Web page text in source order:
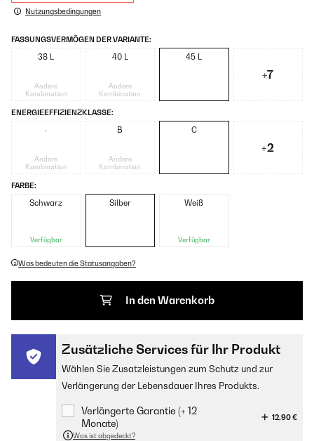
Nutzungsbedingungen
FASSUNGSVERMÖGEN DER VARIANTE:
38 L
Andere
Kombination
40 L
Andere
Kombination
45 L
+7
ENERGIEEFFIZIENZKLASSE:
-
Andere
Kombination
B
Andere
Kombination
C
+2
FARBE:
Schwarz
Verfügbar
Silber Weiß
Verfügbar
Was bedeuten die Statusangaben?
In den Warenkorb
Zusätzliche Services für Ihr Produkt
Wählen Sie Zusatzleistungen zum Schutz und zur
Verlängerung der Lebensdauer Ihres Produkts.
Verlängerte Garantie (+ 12
Monate)
12,90 €
Was ist abgedeckt?